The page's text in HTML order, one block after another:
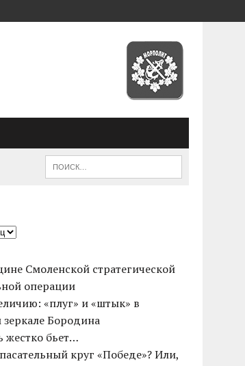
Смоленской стратегической
операции
«плуг» и «штык» в
зеркале Бородина
жестко бьет…
круг «Победе»? Или,